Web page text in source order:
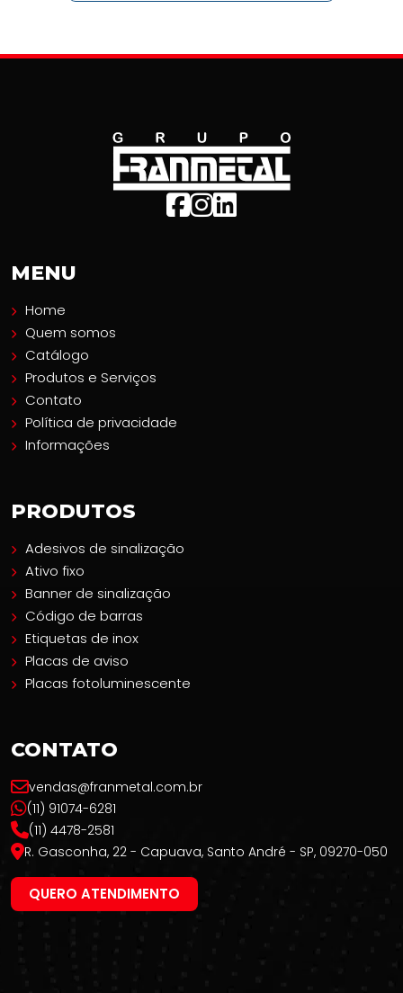
MENU
Home
Quem somos
Catálogo
Produtos e Serviços
Contato
Política de privacidade
Informações
PRODUTOS
Adesivos de sinalização
Ativo fixo
Banner de sinalização
Código de barras
Etiquetas de inox
Placas de aviso
Placas fotoluminescente
CONTATO
vendas@franmetal.com.br
(11) 91074-6281
(11) 4478-2581
R. Gasconha, 22 - Capuava, Santo André - SP, 09270-050
QUERO ATENDIMENTO